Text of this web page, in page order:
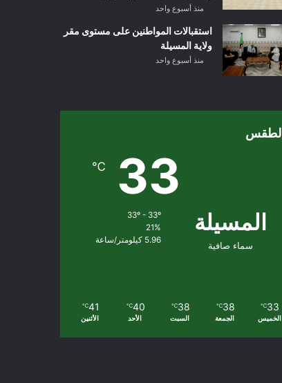
منذ أسبوع واحد
استقبالات المواطنين على مستوى مقر
ولاية المسيلة
منذ أسبوع واحد
الطقس
المسيلة
سماء صافية
33
℃
33º - 33º
21%
5.96 كيلومتر/ساعة
33
℃
الخميس
38
℃
الجمعة
38
℃
السبت
40
℃
الأحد
41
℃
الأثنين